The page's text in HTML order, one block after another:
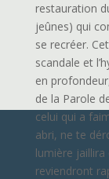
restauration
jeûnes) qui
se recréer.
scandale et
en
de la Parole
celui qui a
abri, ne te
lumière
reviendront